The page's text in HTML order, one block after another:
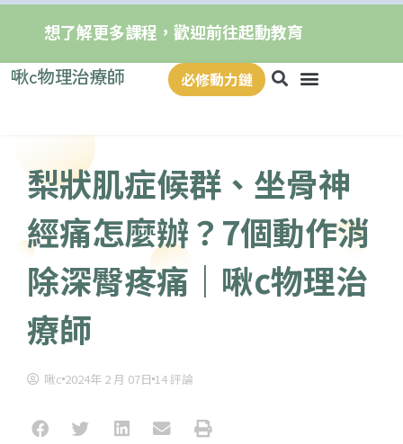
想了解更多課程，歡迎前往起動教育
啾c物理治療師 必修動力鏈
梨狀肌症候群、坐骨神
經痛怎麼辦？7個動作消
除深臀疼痛｜啾c物理治
療師
啾c 2024年 2 月 07日 14 評論